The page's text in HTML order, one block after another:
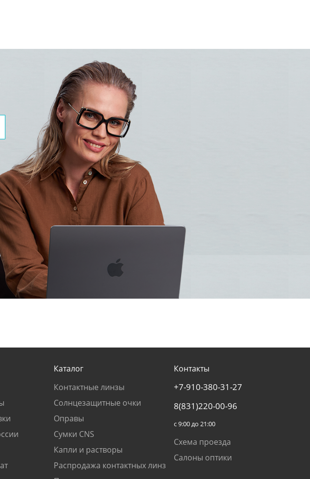
Каталог
Контактные линзы
Солнцезащитные очки
Оправы
Сумки CNS
Капли и растворы
Распродажа контактных линз
Контакты
+7-910-380-31-27
8(831)220-00-96
с 9:00 до 21:00
Схема проезда
Салоны оптики